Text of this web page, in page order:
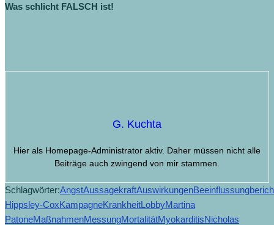
Was schlicht FALSCH ist!
G. Kuchta
Hier als Homepage-Administrator aktiv. Daher müssen nicht alle
Beiträge auch zwingend von mir stammen.
Schlagwörter:AngstAussagekraftAuswirkungenBeeinflussung
Hippsley-CoxKampagneKrankheitLobbyMartina
PatoneMaßnahmenMessungMortalitätMyokarditisNicholas